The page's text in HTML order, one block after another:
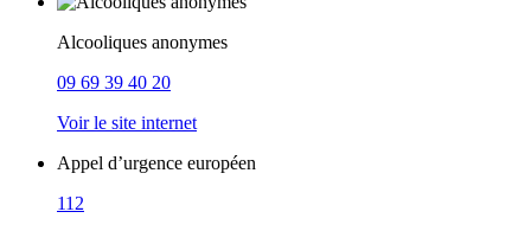
Alcooliques anonymes
09 69 39 40 20
Voir le site internet
Appel d’urgence européen
112